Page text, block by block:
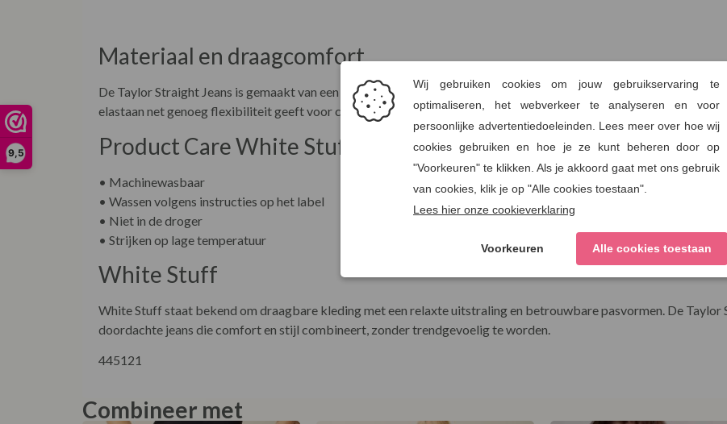
9,5
Materiaal en draagcomfort
De Taylor Straight Jeans is gemaakt van een katoenmix met stretch. Het biologische en gerecyclede katoen
elastaan net genoeg flexibiliteit geeft voor comfortabel dragen gedurende de dag. Vormvast, zonder stug aan te
Product Care White Stuff Taylor Straight Jeans
• Machinewasbaar
• Wassen volgens instructies op het label
• Niet in de droger
• Strijken op lage temperatuur
White Stuff
White Stuff staat bekend om draagbare kleding met een relaxte uitstraling en betrouwbare pasvormen. De Taylor
doordachte jeans die comfort en stijl combineert, zonder trendgevoelig te worden.
445121
Combineer met